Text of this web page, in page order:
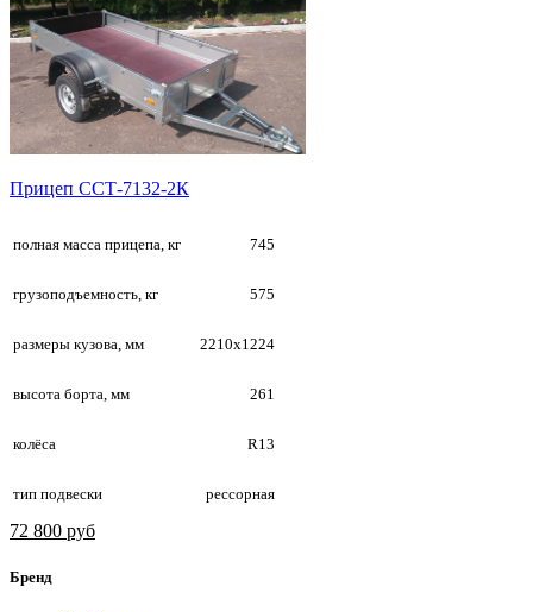
Прицеп ССТ-7132-2К
полная масса прицепа, кг 745
грузоподъемность, кг 575
размеры кузова, мм 2210х1224
высота борта, мм 261
колёса R13
тип подвески рессорная
72 800 руб
Бренд